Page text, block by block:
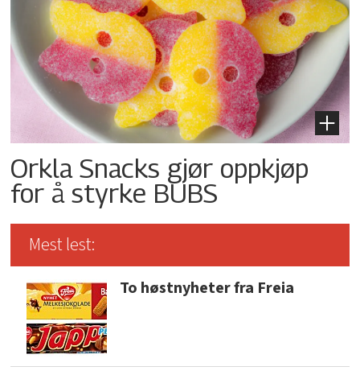
Orkla Snacks gjør oppkjøp
for å styrke BUBS
Mest lest:
To høstnyheter fra Freia